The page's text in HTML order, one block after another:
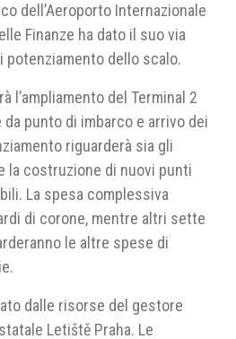
dell’Aeroporto Internazionale
Finanze ha dato il suo via
potenziamento dello scalo.
l’ampliamento del Terminal 2
punto di imbarco e arrivo dei
riguarderà sia gli
la costruzione di nuovi punti
La spesa complessiva
di corone, mentre altri sette
le altre spese di
dalle risorse del gestore
Letiště Praha. Le